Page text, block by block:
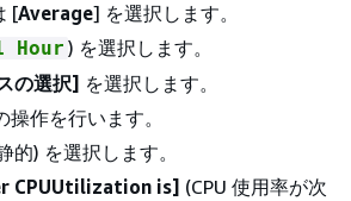
[Average] を選択します。
Hour ) を選択します。
の選択] を選択します。
操作を行います。
的) を選択します。
CPUUtilization is] (CPU 使用率が次